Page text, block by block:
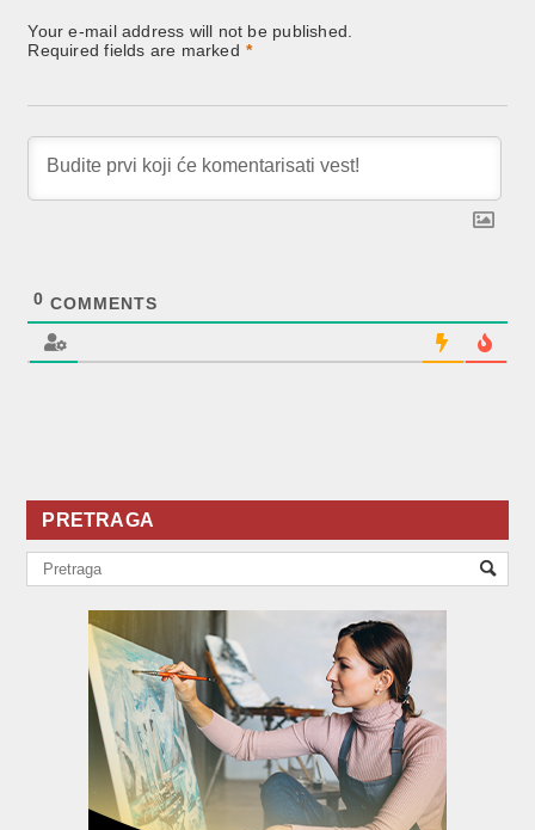
Your e-mail address will not be published.
Required fields are marked *
0 COMMENTS
PRETRAGA